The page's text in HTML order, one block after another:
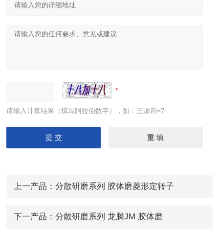
请输入计算结果（填写阿拉伯数字），如：三加四=7
上一产品： 分散研磨系列 胶体磨菱形定转子
下一产品： 分散研磨系列 龙腾JM 胶体磨